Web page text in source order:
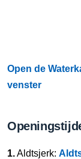
Open de
venster
1.Aldtsjerk: